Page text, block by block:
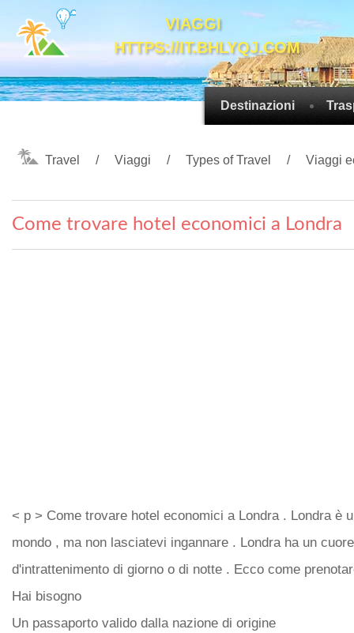
VIAGGI
HTTPS://IT.BHLYQJ.COM
Destinazioni
Travel Viaggi Types of Travel Viaggi
Come trovare hotel economici a Londra
< p > Come trovare hotel economici a Londra . Londra è
mondo , ma non lasciatevi ingannare . Londra ha un
d'intrattenimento di giorno o di notte . Ecco come
Hai bisogno
Un passaporto valido dalla nazione di origine